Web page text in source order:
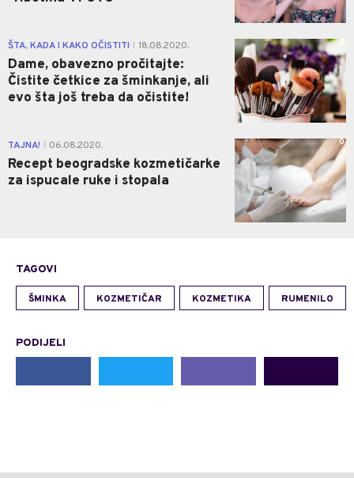
ŠTA, KADA I KAKO OČISTITI 18.08.2020.
Dame, obavezno pročitajte:
Čistite četkice za šminkanje, ali
evo šta još treba da očistite!
0
TAJNA! 06.08.2020.
Recept beogradske kozmetičarke
za ispucale ruke i stopala
0
TAGOVI
ŠMINKA KOZMETIČAR KOZMETIKA RUMENILO
PODIJELI